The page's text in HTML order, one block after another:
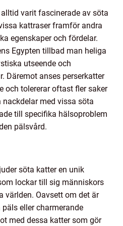
varit fascinerade av söta
kattraser framför andra
egenskaper och fördelar.
Egypten tillbad man heliga
utseende och
Däremot anses perserkatter
och tolererar oftast fler saker
nackdelar med vissa söta
till specifika hälsoproblem
pälsvård.
söta katter en unik
lockar till sig människors
världen. Oavsett om det är
eller charmerande
med dessa katter som gör